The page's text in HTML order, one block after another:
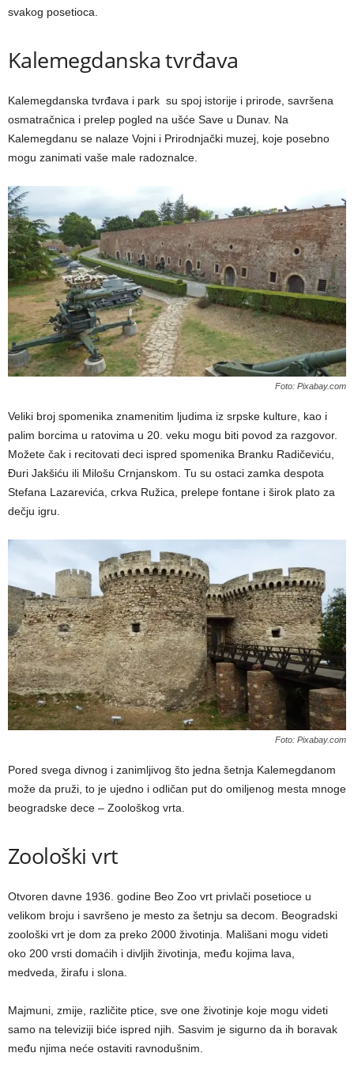
svakog posetioca.
Kalemegdanska tvrđava
Kalemegdanska tvrđava i park su spoj istorije i prirode, savršena
osmatračnica i prelep pogled na ušće Save u Dunav. Na
Kalemegdanu se nalaze Vojni i Prirodnjački muzej, koje posebno
mogu zanimati vaše male radoznalce.
Foto: Pixabay.com
Veliki broj spomenika znamenitim ljudima iz srpske kulture, kao i
palim borcima u ratovima u 20. veku mogu biti povod za razgovor.
Možete čak i recitovati deci ispred spomenika Branku Radičeviću,
Đuri Jakšiću ili Milošu Crnjanskom. Tu su ostaci zamka despota
Stefana Lazarevića, crkva Ružica, prelepe fontane i širok plato za
dečju igru.
Foto: Pixabay.com
Pored svega divnog i zanimljivog što jedna šetnja Kalemegdanom
može da pruži, to je ujedno i odličan put do omiljenog mesta mnoge
beogradske dece – Zoološkog vrta.
Zoološki vrt
Otvoren davne 1936. godine Beo Zoo vrt privlači posetioce u
velikom broju i savršeno je mesto za šetnju sa decom. Beogradski
zoološki vrt je dom za preko 2000 životinja. Mališani mogu videti
oko 200 vrsti domaćih i divljih životinja, među kojima lava,
medveda, žirafu i slona.
Majmuni, zmije, različite ptice, sve one životinje koje mogu videti
samo na televiziji biće ispred njih. Sasvim je sigurno da ih boravak
među njima neće ostaviti ravnodušnim.